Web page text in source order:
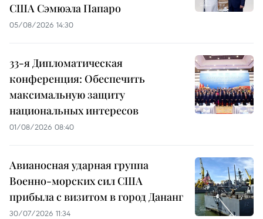
США Сэмюэла Папаро
05/08/2026 14:30
33-я Дипломатическая
конференция: Обеспечить
максимальную защиту
национальных интересов
01/08/2026 08:40
Авианосная ударная группа
Военно-морских сил США
прибыла с визитом в город Дананг
30/07/2026 11:34